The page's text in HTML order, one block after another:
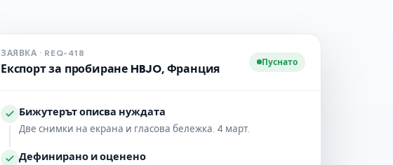
ЗАЯВКА · REQ-418
Експорт за пробиране HBJO, Франция Пуснато
Бижутерът описва нуждата
Две снимки на екрана и гласова бележка. 4 март.
Дефинирано и оценено